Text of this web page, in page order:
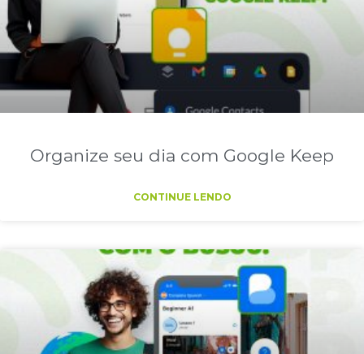
Organize seu dia com Google Keep
CONTINUE LENDO